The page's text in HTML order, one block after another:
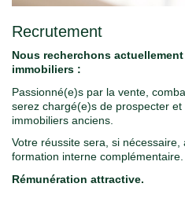
Notre Agence
Contact
Recrutement
Nous recherchons
immobiliers :
Passionné(e)s par la vente,
serez chargé(e)s de prospecter
immobiliers anciens.
Votre réussite sera, si
formation interne complémentaire.
Rémunération attractive.